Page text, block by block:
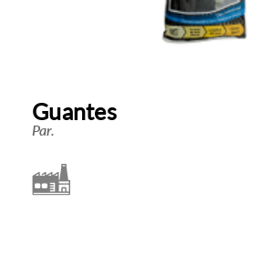
Guantes
Par.